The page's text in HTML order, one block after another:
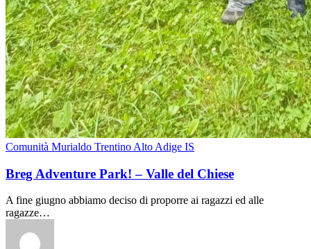
Comunità Murialdo Trentino Alto Adige IS
Breg Adventure Park! – Valle del Chiese
A fine giugno abbiamo deciso di proporre ai ragazzi ed alle
ragazze…